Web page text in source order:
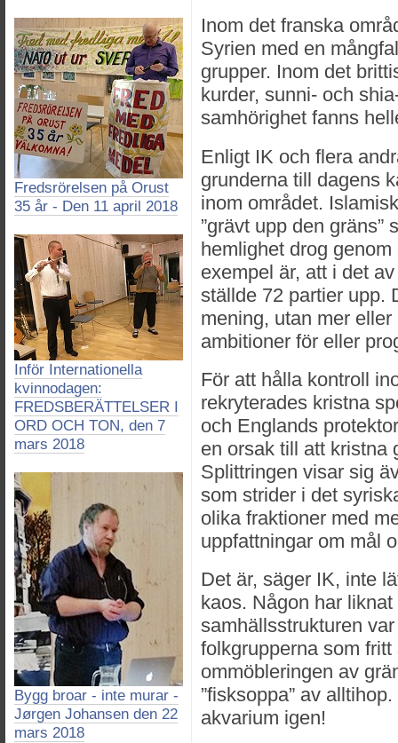
Fredsrörelsen på Orust
35 år - Den 11 april 2018
Inför Internationella
kvinnodagen:
FREDSBERÄTTELSER I
ORD OCH TON, den 7
mars 2018
Bygg broar - inte murar -
Jørgen Johansen den 22
mars 2018
Inom det franska
Syrien med en
grupper. Inom det
kurder, sunni- och
samhörighet fanns
Enligt IK och flera
grunderna till dagens
inom området.
”grävt upp den gräns”
hemlighet drog
exempel är, att i det
ställde 72 partier upp.
mening, utan mer
ambitioner för eller
För att hålla kontroll
rekryterades kristna
och Englands
en orsak till att kristna
Splittringen visar sig
som strider i det
olika fraktioner med
uppfattningar om mål
Det är, säger IK, inte
kaos. Någon har
samhällsstrukturen
folkgrupperna som
ommöbleringen av
”fisksoppa” av
akvarium igen!